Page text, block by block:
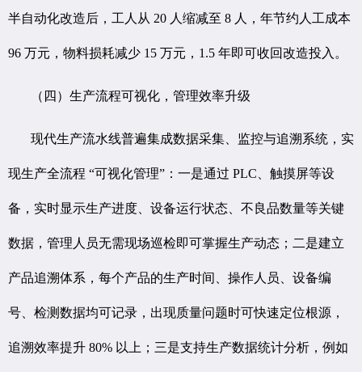
半自动化改造后，工人从 20 人缩减至 8 人，年节约人工成本
96 万元，物料损耗减少 15 万元，1.5 年即可收回改造投入。
（四）生产流程可视化，管理效率升级
现代生产流水线普遍集成数据采集、监控与追溯系统，实
现生产全流程 “可视化管理”：一是通过 PLC、触摸屏等设
备，实时显示生产进度、设备运行状态、不良品数量等关键
数据，管理人员无需现场巡检即可掌握生产动态；二是建立
产品追溯体系，每个产品的生产时间、操作人员、设备编
号、检测数据均可记录，出现质量问题时可快速定位根源，
追溯效率提升 80% 以上；三是支持生产数据统计分析，例如